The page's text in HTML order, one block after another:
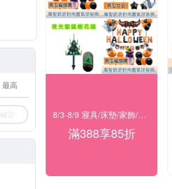
確定 8/3-8/9 寢具/床墊/家飾/開運 滿388享85折
滿388享85折